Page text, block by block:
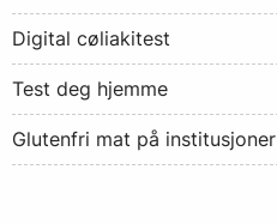
Digital cøliakitest
Test deg hjemme
Glutenfri mat på institusjoner